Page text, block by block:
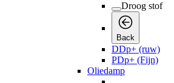
Droog stof
Back
DDp+ (ruw)
PDp+ (Fijn)
Oliedamp